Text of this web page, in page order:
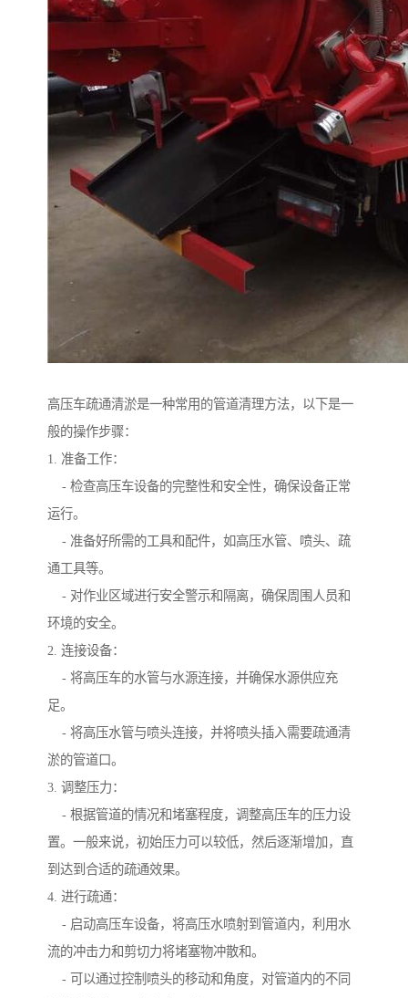
高压车疏通清淤是一种常用的管道清理方法，以下是一
般的操作步骤：
1. 准备工作：
- 检查高压车设备的完整性和安全性，确保设备正常
运行。
- 准备好所需的工具和配件，如高压水管、喷头、疏
通工具等。
- 对作业区域进行安全警示和隔离，确保周围人员和
环境的安全。
2. 连接设备：
- 将高压车的水管与水源连接，并确保水源供应充
足。
- 将高压水管与喷头连接，并将喷头插入需要疏通清
淤的管道口。
3. 调整压力：
- 根据管道的情况和堵塞程度，调整高压车的压力设
置。一般来说，初始压力可以较低，然后逐渐增加，直
到达到合适的疏通效果。
4. 进行疏通：
- 启动高压车设备，将高压水喷射到管道内，利用水
流的冲击力和剪切力将堵塞物冲散和。
- 可以通过控制喷头的移动和角度，对管道内的不同